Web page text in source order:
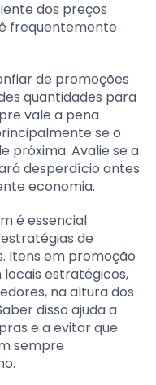
dos preços
frequentemente
de promoções
quantidades para
vale a pena
se o
próxima. Avalie se a
desperdício antes
economia.
é essencial
de
Itens em promoção
estratégicos,
na altura dos
disso ajuda a
e a evitar que
sempre